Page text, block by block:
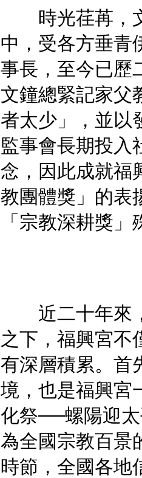
時光荏苒，文
中，受各方垂青
事長，至今已歷
文鐘總緊記家父
者太少」，並以
監事會長期投入
念，因此成就福
教團體獎」的表
「宗教深耕獎
近二十年來，
之下，福興宮不
有深層積累。首
境，也是福興宮
化祭──螺陽迎
為全國宗教百景
時節，全國各地